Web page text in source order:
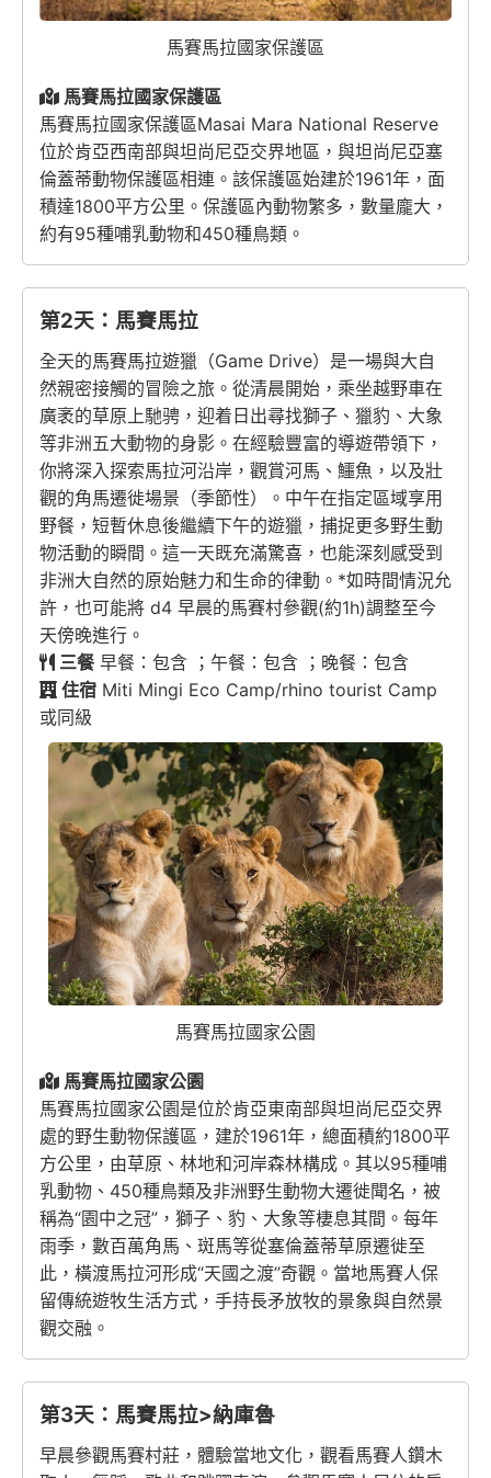
馬賽馬拉國家保護區
馬賽馬拉國家保護區
馬賽馬拉國家保護區Masai Mara National Reserve
位於肯亞西南部與坦尚尼亞交界地區，與坦尚尼亞塞
倫蓋蒂動物保護區相連。該保護區始建於1961年，面
積達1800平方公里。保護區內動物繁多，數量龐大，
約有95種哺乳動物和450種鳥類。
第2天：馬賽馬拉
全天的馬賽馬拉遊獵（Game Drive）是一場與大自
然親密接觸的冒險之旅。從清晨開始，乘坐越野車在
廣袤的草原上馳骋，迎着日出尋找獅子、獵豹、大象
等非洲五大動物的身影。在經驗豐富的導遊帶領下，
你將深入探索馬拉河沿岸，觀賞河馬、鱷魚，以及壯
觀的角馬遷徙場景（季節性）。中午在指定區域享用
野餐，短暫休息後繼續下午的遊獵，捕捉更多野生動
物活動的瞬間。這一天既充滿驚喜，也能深刻感受到
非洲大自然的原始魅力和生命的律動。*如時間情況允
許，也可能將 d4 早晨的馬賽村參觀(約1h)調整至今
天傍晚進行。
三餐早餐：包含 ；午餐：包含 ；晚餐：包含
住宿 Miti Mingi Eco Camp/rhino tourist Camp
或同級
馬賽馬拉國家公園
馬賽馬拉國家公園
馬賽馬拉國家公園是位於肯亞東南部與坦尚尼亞交界
處的野生動物保護區 ，建於1961年，總面積約1800平
方公里，由草原、林地和河岸森林構成 。其以95種哺
乳動物、450種鳥類及非洲野生動物大遷徙聞名，被
稱為“園中之冠”，獅子、豹、大象等棲息其間 。每年
雨季，數百萬角馬、斑馬等從塞倫蓋蒂草原遷徙至
此，橫渡馬拉河形成“天國之渡”奇觀。當地馬賽人保
留傳統遊牧生活方式，手持長矛放牧的景象與自然景
觀交融 。
第3天：馬賽馬拉>納庫魯
早晨參觀馬賽村莊，體驗當地文化，觀看馬賽人鑽木